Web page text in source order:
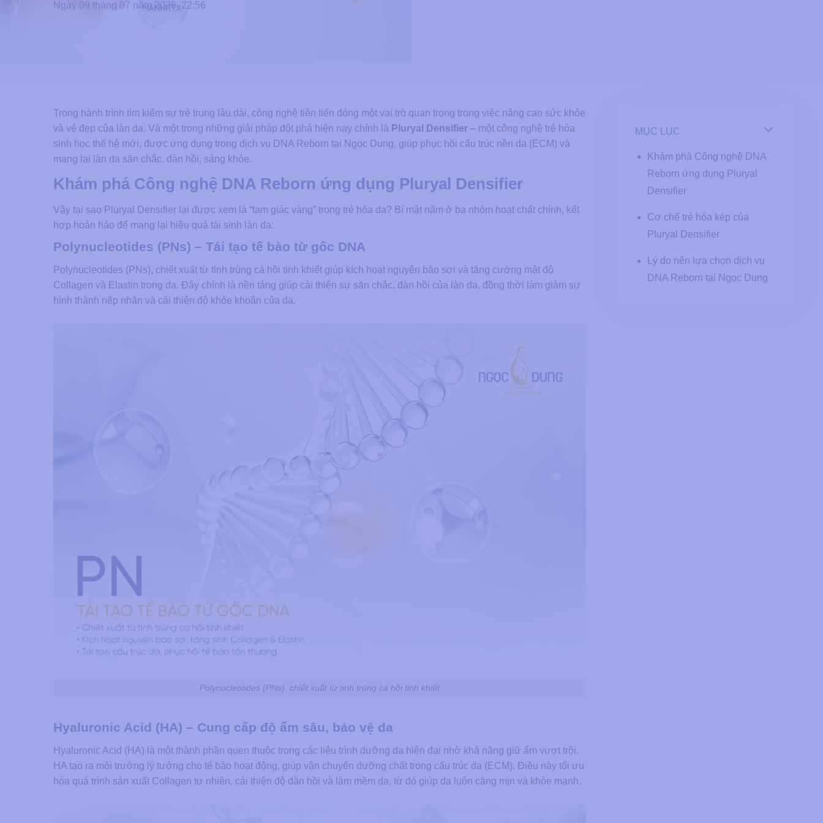
Ngày 09 tháng 07 năm 2026, 22:56
Trong hành trình tìm kiếm sự trẻ trung lâu dài, công nghệ tiên tiến đóng một vai trò quan trọng trong việc nâng cao sức khỏe
và vẻ đẹp của làn da. Và một trong những giải pháp đột phá hiện nay chính là Pluryal Densifier – một công nghệ trẻ hóa
sinh học thế hệ mới, được ứng dụng trong dịch vụ DNA Reborn tại Ngọc Dung, giúp phục hồi cấu trúc nền da (ECM) và
mang lại làn da săn chắc, đàn hồi, sáng khỏe.
Khám phá Công nghệ DNA Reborn ứng dụng Pluryal Densifier
Vậy tại sao Pluryal Densifier lại được xem là “tam giác vàng” trong trẻ hóa da? Bí mật nằm ở ba nhóm hoạt chất chính, kết
hợp hoàn hảo để mang lại hiệu quả tái sinh làn da:
Polynucleotides (PNs) – Tái tạo tế bào từ gốc DNA
Polynucleotides (PNs), chiết xuất từ tinh trùng cá hồi tinh khiết giúp kích hoạt nguyên bào sợi và tăng cường mật độ
Collagen và Elastin trong da. Đây chính là nền tảng giúp cải thiện sự săn chắc, đàn hồi của làn da, đồng thời làm giảm sự
hình thành nếp nhăn và cải thiện độ khỏe khoắn của da.
Polynucleotides (PNs), chiết xuất từ tinh trùng cá hồi tinh khiết
Hyaluronic Acid (HA) – Cung cấp độ ẩm sâu, bảo vệ da
Hyaluronic Acid (HA) là một thành phần quen thuộc trong các liệu trình dưỡng da hiện đại nhờ khả năng giữ ẩm vượt trội.
HA tạo ra môi trường lý tưởng cho tế bào hoạt động, giúp vận chuyển dưỡng chất trong cấu trúc da (ECM). Điều này tối ưu
hóa quá trình sản xuất Collagen tự nhiên, cải thiện độ đàn hồi và làm mềm da, từ đó giúp da luôn căng mịn và khỏe mạnh.
MỤC LỤC
Khám phá Công nghệ DNA
Reborn ứng dụng Pluryal
Densifier
Cơ chế trẻ hóa kép của
Pluryal Densifier
Lý do nên lựa chọn dịch vụ
DNA Reborn tại Ngọc Dung